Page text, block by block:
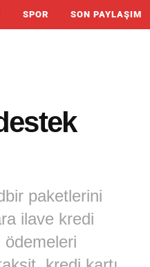
SPOR SON PAYLAŞIM
paketlerini
ilave kredi